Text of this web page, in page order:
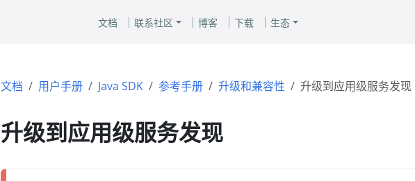
文档 联系社区 博客 下载 生态
文档 用户手册 Java SDK 参考手册 升级和兼容性 升级到应用级服务发现
升级到应用级服务发现